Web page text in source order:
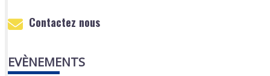
Contactez nous
EVÈNEMENTS